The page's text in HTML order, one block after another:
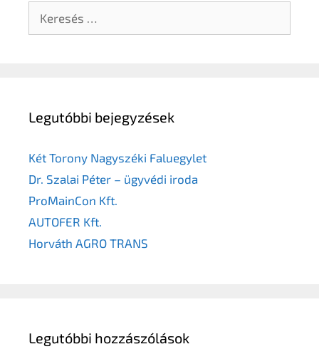
Legutóbbi bejegyzések
Két Torony Nagyszéki Faluegylet
Dr. Szalai Péter – ügyvédi iroda
ProMainCon Kft.
AUTOFER Kft.
Horváth AGRO TRANS
Legutóbbi hozzászólások